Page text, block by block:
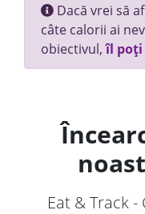
Dacă vrei să
câte calorii ai
obiectivul,îl poți
Eat & Track